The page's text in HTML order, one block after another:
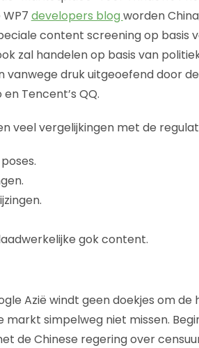
developers blog worden
content screening op basis
zal handelen op basis van
vanwege druk uitgeoefend door
Tencent’s QQ.
veel vergelijkingen met de
gok content.
Azië windt geen doekjes om de
markt simpelweg niet missen.
de Chinese regering over